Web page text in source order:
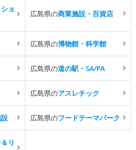
ョ
広島県の商業施設・百貨店
広島県の博物館・科学館
広島県の道の駅・SA/PA
広島県のアスレチック
広島県のフードテーマパーク
リ